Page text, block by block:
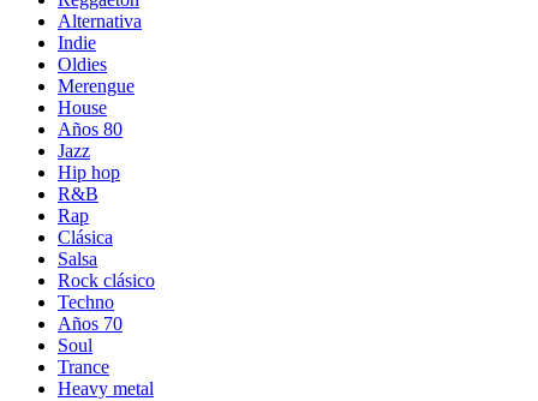
Alternativa
Indie
Oldies
Merengue
House
Años 80
Jazz
Hip hop
R&B
Rap
Clásica
Salsa
Rock clásico
Techno
Años 70
Soul
Trance
Heavy metal